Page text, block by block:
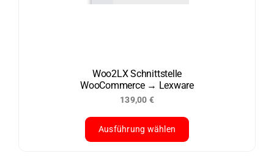
Woo2LX Schnittstelle
WooCommerce → Lexware
139,00 €
Ausführung wählen